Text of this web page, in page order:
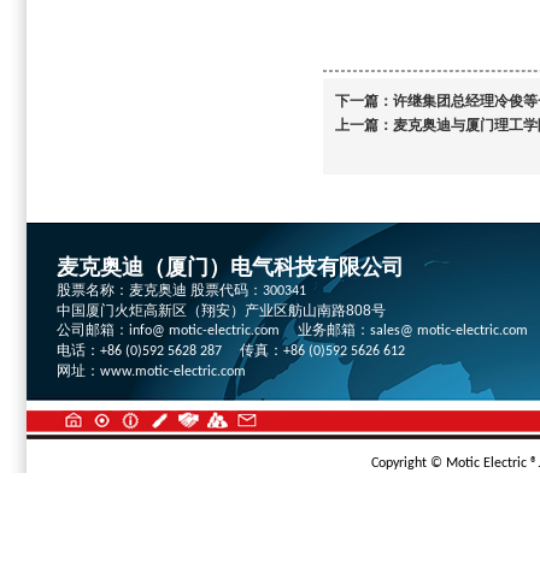
下一篇： 许继集团总经理冷俊
上一篇： 麦克奥迪与厦门理工
麦克奥迪（厦门）电气科技有限公司
股票名称：麦克奥迪 股票代码： 300341
中国厦门火炬高新区（翔安）产业区舫山南路808号
公司邮箱： info@ motic-electric.com 业务邮箱： sales@ motic-electric.com
电话： +86 (0)592 5628 287 传真：+86 (0)592 5626 612
网址： www.motic-electric.com
Copyright © Motic Electric